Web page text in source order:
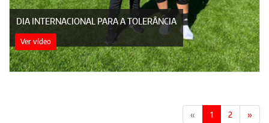
DIA INTERNACIONAL PARA A TOLERÂNCIA
Ver vídeo
« 1 2 »